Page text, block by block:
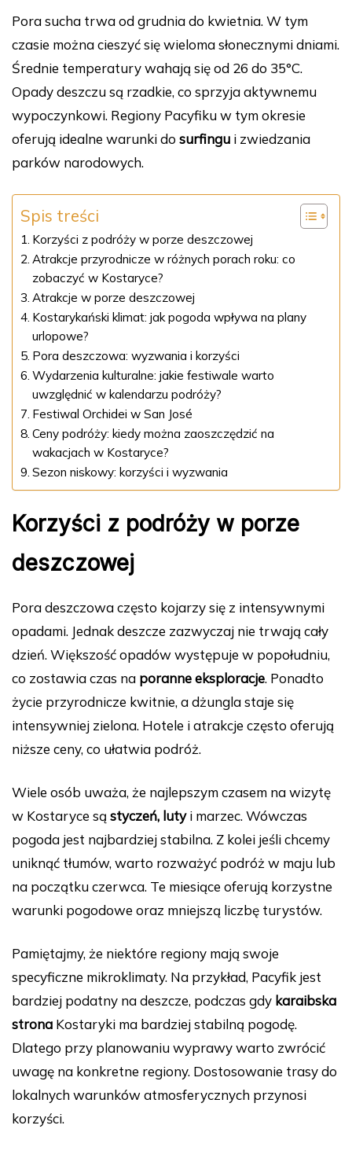
k
Pora sucha trwa od grudnia do kwietnia. W tym
czasie można cieszyć się wieloma słonecznymi dniami.
Średnie temperatury wahają się od 26 do 35°C.
Opady deszczu są rzadkie, co sprzyja aktywnemu
wypoczynkowi. Regiony Pacyfiku w tym okresie
oferują idealne warunki do surfingu i zwiedzania
parków narodowych.
Spis treści
Korzyści z podróży w porze deszczowej
Atrakcje przyrodnicze w różnych porach roku: co
zobaczyć w Kostaryce?
Atrakcje w porze deszczowej
Kostarykański klimat: jak pogoda wpływa na plany
urlopowe?
Pora deszczowa: wyzwania i korzyści
Wydarzenia kulturalne: jakie festiwale warto
uwzględnić w kalendarzu podróży?
Festiwal Orchidei w San José
Ceny podróży: kiedy można zaoszczędzić na
wakacjach w Kostaryce?
Sezon niskowy: korzyści i wyzwania
Korzyści z podróży w porze
deszczowej
Pora deszczowa często kojarzy się z intensywnymi
opadami. Jednak deszcze zazwyczaj nie trwają cały
dzień. Większość opadów występuje w popołudniu,
co zostawia czas na poranne eksploracje. Ponadto
życie przyrodnicze kwitnie, a dżungla staje się
intensywniej zielona. Hotele i atrakcje często oferują
niższe ceny, co ułatwia podróż.
Wiele osób uważa, że najlepszym czasem na wizytę
w Kostaryce są styczeń, lutyi marzec. Wówczas
pogoda jest najbardziej stabilna. Z kolei jeśli chcemy
uniknąć tłumów, warto rozważyć podróż w maju lub
na początku czerwca. Te miesiące oferują korzystne
warunki pogodowe oraz mniejszą liczbę turystów.
Pamiętajmy, że niektóre regiony mają swoje
specyficzne mikroklimaty. Na przykład, Pacyfik jest
bardziej podatny na deszcze, podczas gdy karaibska
strona Kostaryki ma bardziej stabilną pogodę.
Dlatego przy planowaniu wyprawy warto zwrócić
uwagę na konkretne regiony. Dostosowanie trasy do
lokalnych warunków atmosferycznych przynosi
korzyści.